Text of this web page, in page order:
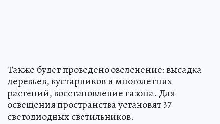
Также будет проведено озеленение: высадка
деревьев, кустарников и многолетних
растений, восстановление газона. Для
освещения пространства установят 37
светодиодных светильников.